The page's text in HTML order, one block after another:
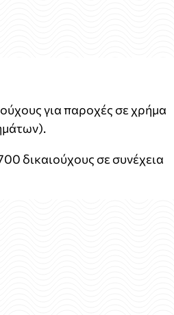
για παροχές σε χρήμα
δικαιούχους σε συνέχεια